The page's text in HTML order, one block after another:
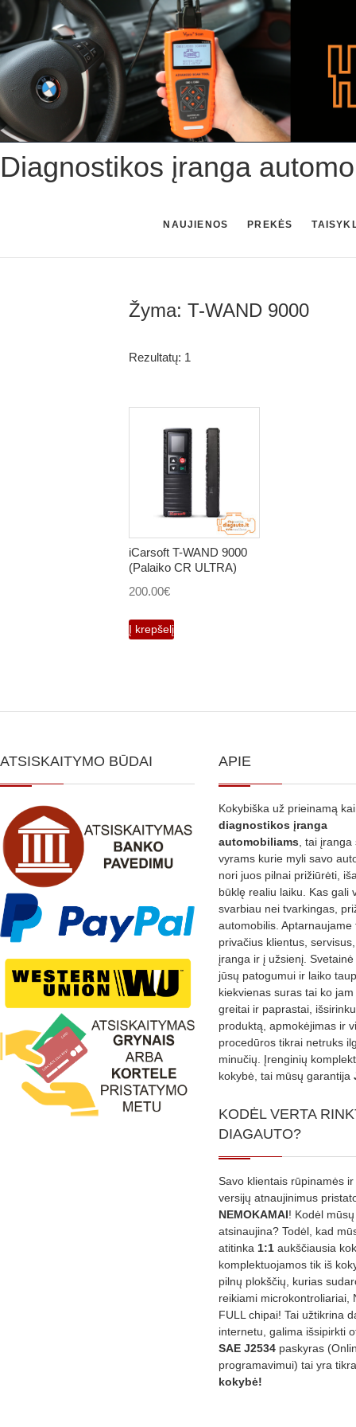
Skip
to
content
Diagnostikos įranga
NAUJIENOS PREKĖS
Žyma: T-WAND 9000
Rezultatų: 1
iCarsoft T-WAND 9000
(Palaiko CR ULTRA)
200.00€
Į krepšelį
ATSISKAITYMO BŪDAI APIE
Kokybiška už prieinamą
diagnostikos įranga
automobiliams , tai
vyrams kurie myli savo
nori juos pilnai prižiūrėti,
būklę realiu laiku. Kas gali
svarbiau nei tvarkingas,
automobilis. Aptarnaujame
privačius klientus,
įranga ir į užsienį.
jūsų patogumui ir laiko
kiekvienas suras tai ko
greitai ir paprastai,
produktą, apmokėjimas ir
procedūros tikrai netruks
minučių. Įrenginių
kokybė, tai mūsų garantija
KODĖL VERTA
DIAGAUTO?
Savo klientais rūpinamės
versijų atnaujinimus
NEMOKAMAI! Kodėl
atsinaujina? Todėl, kad
atitinka 1:1 aukščiausia
komplektuojamos tik iš
pilnų plokščių, kurias
reikiami microkontroliariai,
FULL chipai! Tai užtikrina
internetu, galima išsipirkti
SAE J2534 paskyras
programavimui) tai yra
kokybė!